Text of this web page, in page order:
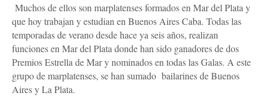
Muchos de ellos son marplatenses formados en Mar del Plata y
que hoy trabajan y estudian en Buenos Aires Caba. Todas las
temporadas de verano desde hace ya seis años, realizan
funciones en Mar del Plata donde han sido ganadores de dos
Premios Estrella de Mar y nominados en todas las Galas. A este
grupo de marplatenses, se han sumado bailarines de Buenos
Aires y La Plata.